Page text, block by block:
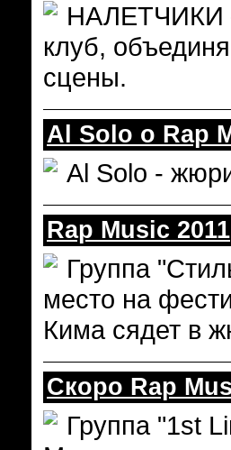
НАЛЕТЧИКИ
клуб,
сцены.
Al Solo o Rap
Al Solo -
Rap Music 2011
Группа
место на
Кима сядет в
Скоро Rap
Группа "1st